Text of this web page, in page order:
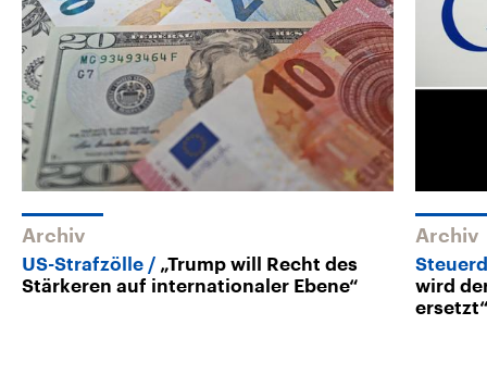
Archiv
US-Strafzölle
„Trump will Recht des
Stärkeren auf internationaler Ebene“
Archiv
wird